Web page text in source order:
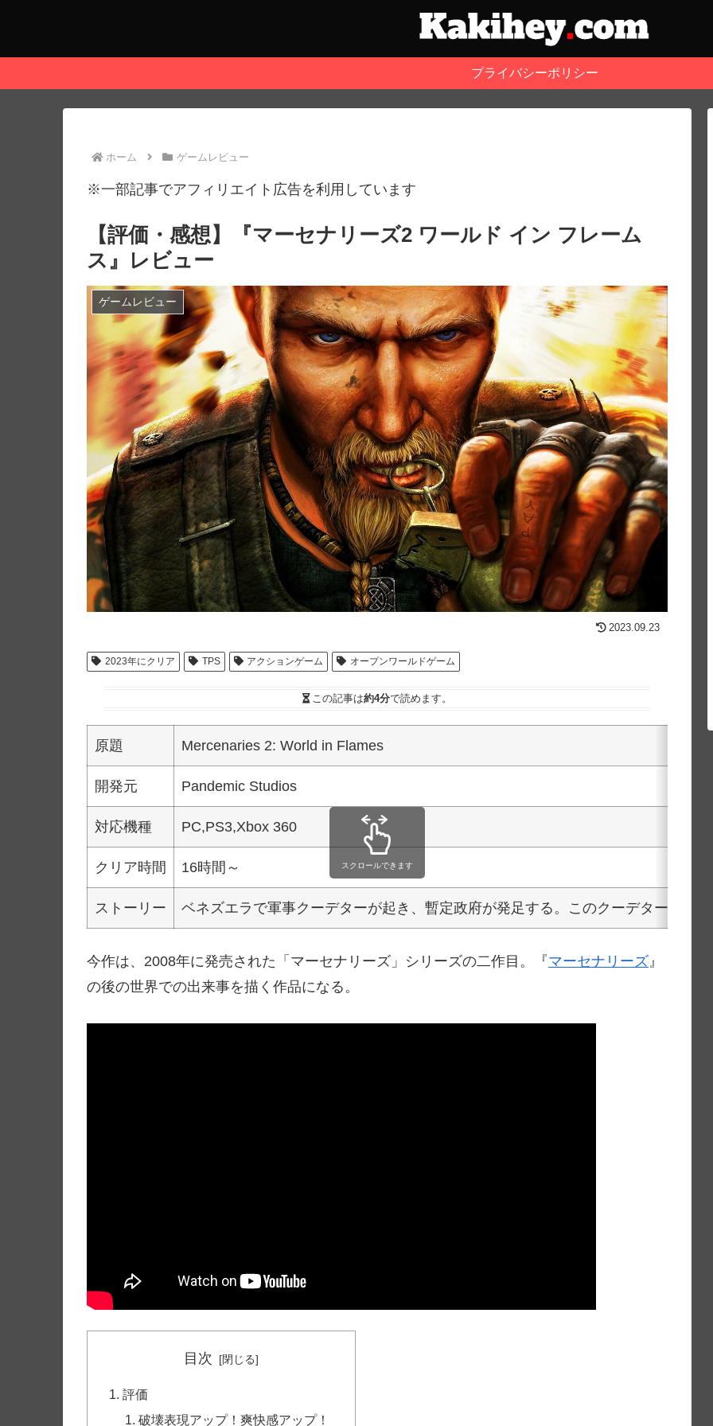
プライバシーポリシー
ホーム ゲームレビュー
※一部記事でアフィリエイト広告を利用しています
【評価・感想】『マーセナリーズ2 ワールド イン フレーム
ス』レビュー
ゲームレビュー
2023.09.23
2023年にクリア TPS アクションゲーム オープンワールドゲーム
この記事は約4分で読めます。
原題 Mercenaries 2: World in Flames
開発元 Pandemic Studios
対応機種 PC,PS3,Xbox 360
クリア時間 16時間～
ストーリー ベネズエラで軍事クーデターが起き、暫定政府が発足する。このクーデターに絡
スクロールできます
今作は、2008年に発売された「マーセナリーズ」シリーズの二作目。『マーセナリーズ』
の後の世界での出来事を描く作品になる。
目次
評価
破壊表現アップ！爽快感アップ！